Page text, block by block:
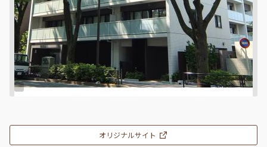
オリジナルサイト